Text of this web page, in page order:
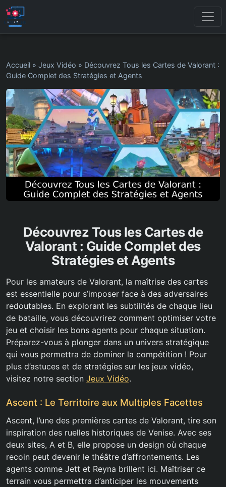
Accueil » Jeux Vidéo » Découvrez Tous les Cartes de Valorant :
Guide Complet des Stratégies et Agents
Découvrez Tous les Cartes de
Valorant : Guide Complet des
Stratégies et Agents
Pour les amateurs de Valorant, la maîtrise des cartes
est essentielle pour s’imposer face à des adversaires
redoutables. En explorant les subtilités de chaque lieu
de bataille, vous découvrirez comment optimiser votre
jeu et choisir les bons agents pour chaque situation.
Préparez-vous à plonger dans un univers stratégique
qui vous permettra de dominer la compétition ! Pour
plus d’astuces et de stratégies sur les jeux vidéo,
visitez notre section Jeux Vidéo.
Ascent : Le Territoire aux Multiples Facettes
Ascent, l’une des premières cartes de Valorant, tire son
inspiration des ruelles historiques de Venise. Avec ses
deux sites, A et B, elle propose un design où chaque
recoin peut devenir le théâtre d’affrontements. Les
agents comme Jett et Reyna brillent ici. Maîtriser ce
terrain vous permettra d’anticiper les mouvements